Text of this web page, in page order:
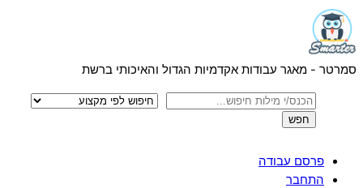
Skip
to
content
Menu
סמרטר - מאגר עבודות אקדמיות הגדול והאיכותי ברשת
פרסם עבודה
התחבר